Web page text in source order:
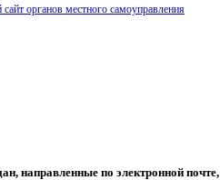
органов местного самоуправления
направленные по электронной почте,